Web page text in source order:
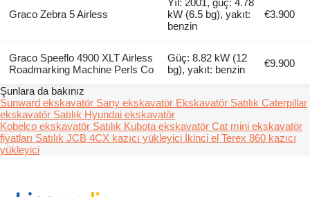
Graco Zebra 5 Airless
kW (6.5 bg), yakıt:
benzin
€3.900
Graco Speeflo 4900 XLT Airless
Roadmarking Machine Perls Co
Güç: 8.82 kW (12
bg), yakıt: benzin
€9.900
Şunlara da bakınız
Sunward ekskavatör Sany ekskavatör Ekskavatör Satılık Caterpillar
ekskavatör Satılık Hyundai ekskavatör
Kobelco ekskavatör Satılık Kubota ekskavatör Cat mini ekskavatör
fiyatları Satılık JCB 4CX kazıcı yükleyici İkinci el Terex 860 kazıcı
yükleyici